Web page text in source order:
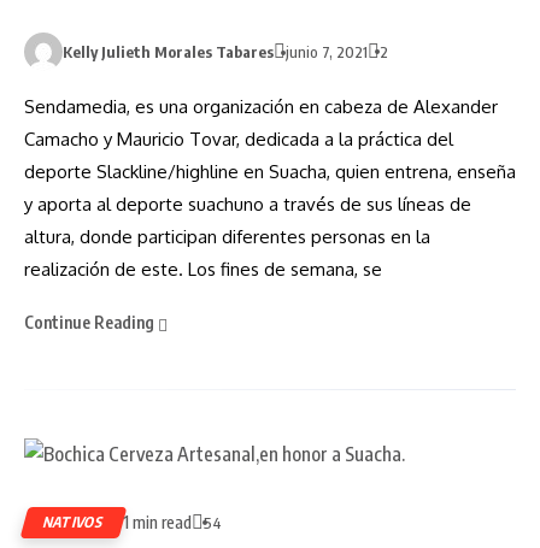
Kelly Julieth Morales Tabares junio 7, 2021 2
Sendamedia, es una organización en cabeza de Alexander
Camacho y Mauricio Tovar, dedicada a la práctica del
deporte Slackline/highline en Suacha, quien entrena, enseña
y aporta al deporte suachuno a través de sus líneas de
altura, donde participan diferentes personas en la
realización de este. Los fines de semana, se
Continue Reading
NATIVOS 1 min read 54